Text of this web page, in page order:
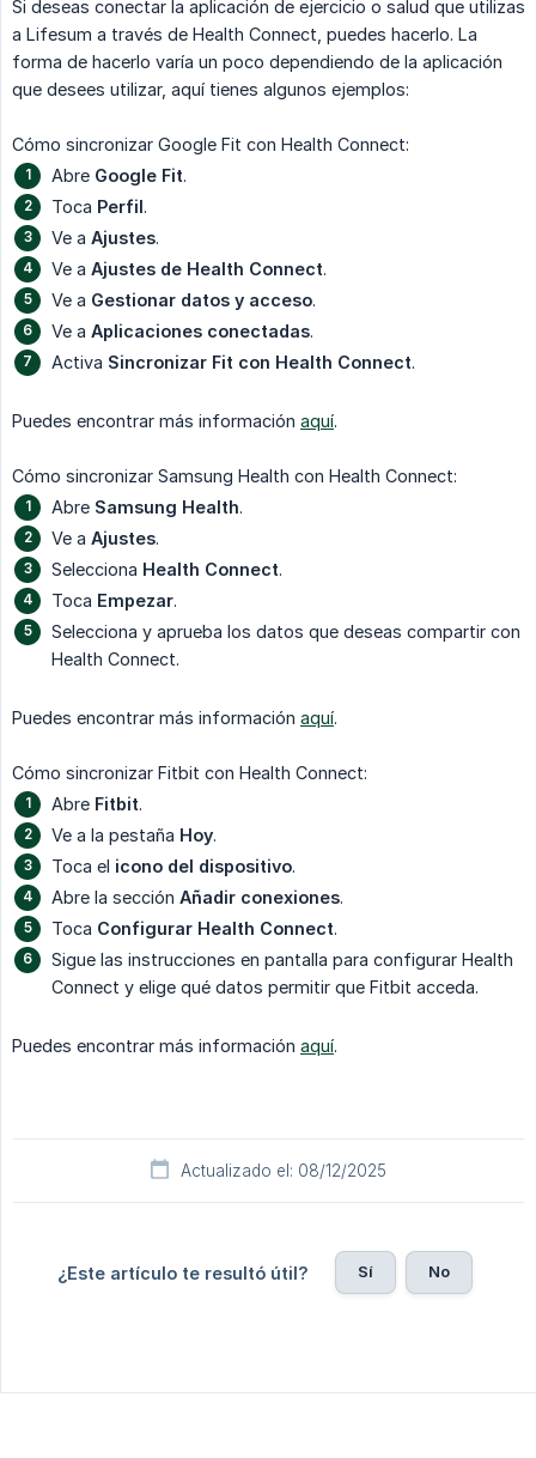
Si deseas conectar la aplicación de ejercicio o salud que utilizas
a Lifesum a través de Health Connect, puedes hacerlo. La
forma de hacerlo varía un poco dependiendo de la aplicación
que desees utilizar, aquí tienes algunos ejemplos:
Cómo sincronizar Google Fit con Health Connect:
Abre Google Fit.
Toca Perfil.
Ve a Ajustes.
Ve a Ajustes de Health Connect.
Ve a Gestionar datos y acceso.
Ve a Aplicaciones conectadas.
Activa Sincronizar Fit con Health Connect.
Puedes encontrar más información aquí.
Cómo sincronizar Samsung Health con Health Connect:
Abre Samsung Health.
Ve a Ajustes.
Selecciona Health Connect.
Toca Empezar.
Selecciona y aprueba los datos que deseas compartir con
Health Connect.
Puedes encontrar más información aquí.
Cómo sincronizar Fitbit con Health Connect:
Abre Fitbit.
Ve a la pestaña Hoy.
Toca el icono del dispositivo.
Abre la sección Añadir conexiones.
Toca Configurar Health Connect.
Sigue las instrucciones en pantalla para configurar Health
Connect y elige qué datos permitir que Fitbit acceda.
Puedes encontrar más información aquí.
Actualizado el: 08/12/2025
¿Este artículo te resultó útil? Sí No